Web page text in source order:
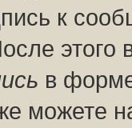
к
в
можете